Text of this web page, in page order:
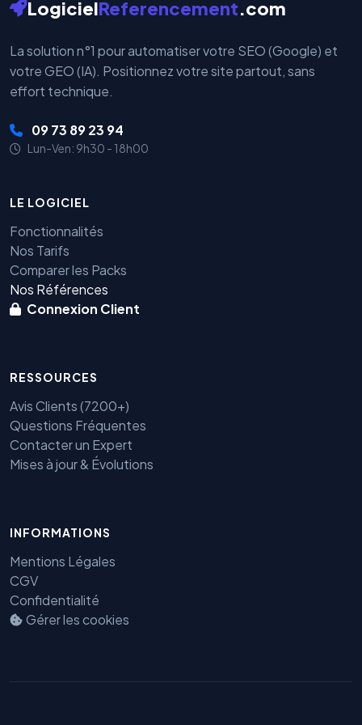
LogicielReferencement.com
La solution n°1 pour automatiser votre SEO (Google) et
votre GEO (IA). Positionnez votre site partout, sans
effort technique.
09 73 89 23 94
Lun-Ven: 9h30 - 18h00
LE LOGICIEL
Fonctionnalités
Nos Tarifs
Comparer les Packs
Nos Références
Connexion Client
RESSOURCES
Avis Clients (7200+)
Questions Fréquentes
Contacter un Expert
Mises à jour & Évolutions
INFORMATIONS
Mentions Légales
CGV
Confidentialité
Gérer les cookies